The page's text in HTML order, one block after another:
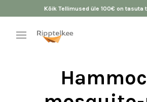
Kõik Tellimused üle 100€ on tasuta